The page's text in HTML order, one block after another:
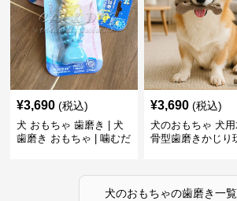
¥3,690 (税込)
犬 おもちゃ 歯磨き | 犬
歯磨き おもちゃ | 噛むだ
¥3,690 (税込)
犬のおもちゃ 犬用
骨型歯磨きかじり
犬のおもちゃの歯磨き一